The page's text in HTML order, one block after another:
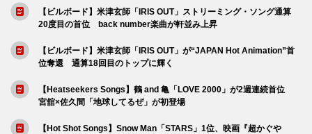
【ビルボード】米津玄師「IRIS OUT」ストリーミング・ソング通算
20度目の首位 back number楽曲が軒並み上昇
【ビルボード】米津玄師「IRIS OUT」が“JAPAN Hot Animation”首
位奪還 通算18回目のトップに輝く
【Heatseekers Songs】鶴 and 亀「LOVE 2000」が2週連続首位
宮舘×佐久間「地球してるぜ」が初登場
【Hot Shot Songs】Snow Man「STARS」1位、映画『超かぐや